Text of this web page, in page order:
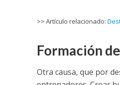
>> Artículo relacionado:
Formación
Otra causa, que por